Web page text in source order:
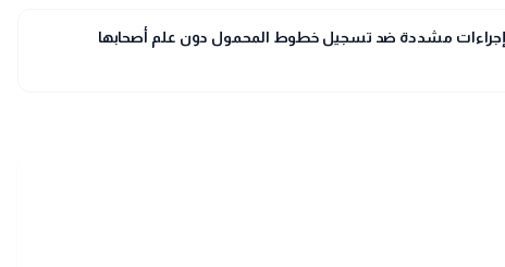
إجراءات مشددة ضد تسجيل خطوط المحمول دون علم أصحابها